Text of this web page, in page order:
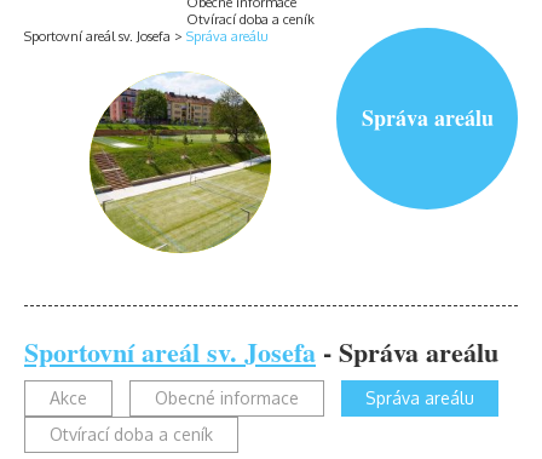
Sportovní areál sv. Josefa
Otvírací doba a ceník
Správa areálu
Správa areálu
Sportovní areál sv. Josefa - Správa areálu
Akce Obecné informace
Správa areálu
Otvírací doba a ceník